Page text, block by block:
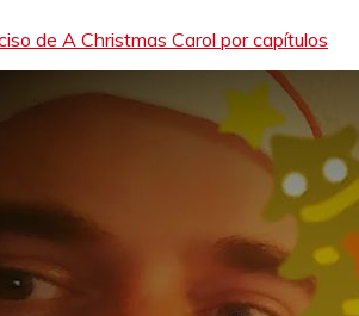
de A Christmas Carol por capítulos